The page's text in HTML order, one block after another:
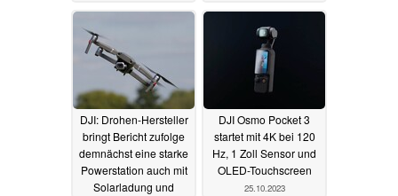
22.12.2023
DJI: Drohen-Hersteller
bringt Bericht zufolge
demnächst eine starke
Powerstation auch mit
Solarladung und
DJI Osmo Pocket 3
startet mit 4K bei 120
Hz, 1 Zoll Sensor und
OLED-Touchscreen
25.10.2023